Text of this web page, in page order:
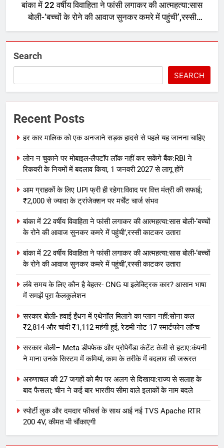
बांका में 22 वर्षीय विवाहिता ने फांसी लगाकर की आत्महत्या:सास
बोली-‘बच्चों के रोने की आवाज सुनकर कमरे में पहुंची’,रस्सी
काटकर उतारा
Search
SEARCH
Recent Posts
हर कार मालिक को एक अनजाने सड़क हादसे से पहले यह जानना चाहिए
लोन न चुकाने पर मोबाइल-लैपटॉप लॉक नहीं कर सकेंगे बैंक:RBI ने
रिकवरी के नियमों में बदलाव किया, 1 जनवरी 2027 से लागू होंगे
आम ग्राहकों के लिए UPI फ्री ही रहेगा:विवाद पर वित्त मंत्री की सफाई;
₹2,000 से ज्यादा के ट्रांजेक्शन पर मर्चेंट चार्ज संभव
बांका में 22 वर्षीय विवाहिता ने फांसी लगाकर की आत्महत्या:सास बोली-‘बच्चों
के रोने की आवाज सुनकर कमरे में पहुंची’,रस्सी काटकर उतारा
बांका में 22 वर्षीय विवाहिता ने फांसी लगाकर की आत्महत्या:सास बोली-‘बच्चों
के रोने की आवाज सुनकर कमरे में पहुंची’,रस्सी काटकर उतारा
लंबे समय के लिए कौन है बेहतर- CNG या इलेक्ट्रिक कार? आसान भाषा
में समझें पूरा कैलकुलेशन
सरकार बोली- हवाई ईंधन में एथेनॉल मिलाने का प्लान नहीं:सोना कल
₹2,814 और चांदी ₹1,112 महंगी हुई, रेडमी नोट 17 स्मार्टफोन लॉन्च
सरकार बोली– Meta डीपफेक और प्रोपेगैंडा कंटेंट तेजी से हटाए:कंपनी
ने माना उनके सिस्टम में कमियां, काम के तरीके में बदलाव की जरूरत
अरुणाचल की 27 जगहों को मैप पर अलग से दिखाया:राज्य से सलाह के
बाद फैसला; चीन ने कई बार भारतीय सीमा वाले इलाकों के नाम बदले
स्पोर्टी लुक और दमदार फीचर्स के साथ आई नई TVS Apache RTR
200 4V, कीमत भी चौंकाएगी